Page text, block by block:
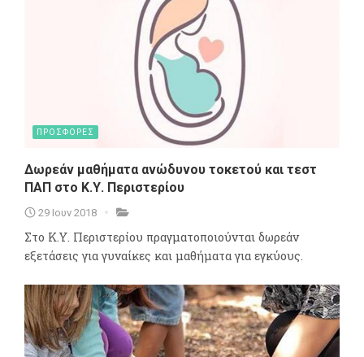
ΠΡΟΣΦΟΡΕΣ
Δωρεάν μαθήματα ανώδυνου τοκετού και τεστ
ΠΑΠ στο Κ.Υ. Περιστερίου
29 Ιουν 2018
Στο Κ.Υ. Περιστερίου πραγματοποιούνται δωρεάν
εξετάσεις για γυναίκες και μαθήματα για εγκύους.